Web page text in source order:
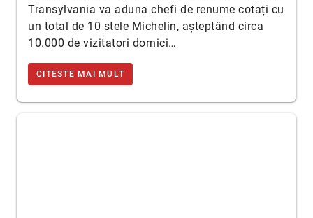
Transylvania va aduna chefi de renume cotați cu
un total de 10 stele Michelin, așteptând circa
10.000 de vizitatori dornici…
CITESTE MAI MULT